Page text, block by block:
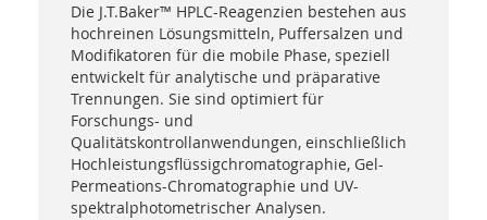
Die J.T.Baker™ HPLC-Reagenzien bestehen aus
hochreinen Lösungsmitteln, Puffersalzen und
Modifikatoren für die mobile Phase, speziell
entwickelt für analytische und präparative
Trennungen. Sie sind optimiert für
Forschungs- und
Qualitätskontrollanwendungen, einschließlich
Hochleistungsflüssigchromatographie, Gel-
Permeations-Chromatographie und UV-
spektralphotometrischer Analysen.